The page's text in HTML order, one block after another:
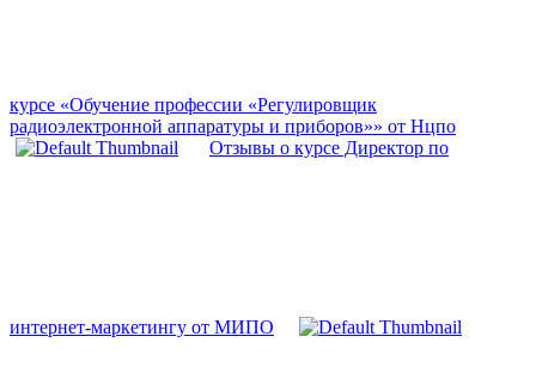
курсе «Обучение профессии «Регулировщик
радиоэлектронной аппаратуры и приборов»» от Нцпо
Отзывы о курсе Директор по
интернет-маркетингу от МИПО